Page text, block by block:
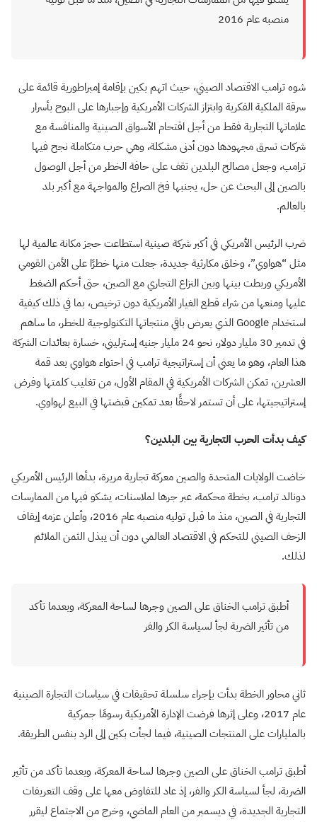
منصبه عام 2016
شوه ترامب الاقتصاد الصيني، حيث اتهم بكين بإقامة إمبراطورية قائمة على
سرقة الملكية الفكرية وابتزاز الشركات الأمريكية وإجبارها على البوح بأسرار
علاماتها التجارية فقط من أجل اقتحام الأسواق الصينية والمنافسة مع
شركات تسرق مجهودها دون أدنى مشكلة، وهي حرب متكاملة نجح فيها
ترامب، وجعل مصالح البلدين تقف على حافة الخطر من أجل الوصول
بالصين إلى البحث عن حل، يجنبها فخ الصراع والمواجهة مع أكبر بلد
بالعالم.
ضرب الرئيس الأمريكي في أكبر شركة صينية استطاعت حجز مكانة عالمية لها
مثل “هواوي”، وخلق مكارثية جديدة، جعلت منها خطرًا على الأمن القومي
الأمريكي وربطت بينها وبين النزاع التجاري مع الصين، حتى أحكم الضغط
عليها ومنعها من شراء قطع الغيار الأمريكية دون ترخيص، بما في ذلك كيفية
استخدام Google الذي يعرض باقي منتجاتها التكنولوجية للخطر، ما ساهم
في تدمير 30 مليار دولار، نحو 24 مليار جنيه إسترليني، خسارة بعائدات الشركة
هذا العام، وهو ما يعني أن إستراتيجية ترامب في احتواء هواوي بعد قمة
العشرين، تمكن الشركات الأمريكية في المقام الأول، من تغليب كلمتها وفرض
إستراتيجيتها، على أن تستمر لاحقًا بعد تمكين قبضتها في البيع لهواوي.
كيف بدأت الحرب التجارية بين البلدين؟
خاضت الولايات المتحدة والصين معركة تجارية مريرة، بدأها الرئيس الأمريكي
دونالد ترامب، بخطة محكمة، عبر جرها لملاسنات، يشكو فيها من الممارسات
التجارية في الصين، منذ ما قبل توليه منصبه عام 2016، وأعلن عزمه إيقاف
الزحف الصيني للتحكم في الاقتصاد العالمي دون أن يبذل الثمن الملائم
لذلك.
أطبق ترامب الخناق على الصين وجرها لساحة المعركة، وبعدما تأكد
من تأثير الضربة لجأ لسياسة الكر والفر
ثاني محاور الخطة بدأت بإجراء سلسلة تحقيقات في سياسات التجارة الصينية
عام 2017، وعلى إثرها فرضت الإدارة الأمريكية رسومًا جمركية
بالمليارات على المنتجات الصينية، فيما لجأت بكين إلى الرد بنفس الطريقة.
أطبق ترامب الخناق على الصين وجرها لساحة المعركة، وبعدما تأكد من تأثير
الضربة، لجأ لسياسة الكر والفر، إذ عاد للتفاوض معها على وقف التعريفات
التجارية الجديدة، في ديسمبر من العام الماضي، وخرج من الاجتماع ليقرر